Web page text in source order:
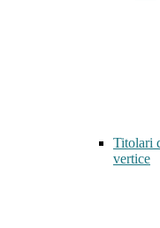
Titolari
vertice